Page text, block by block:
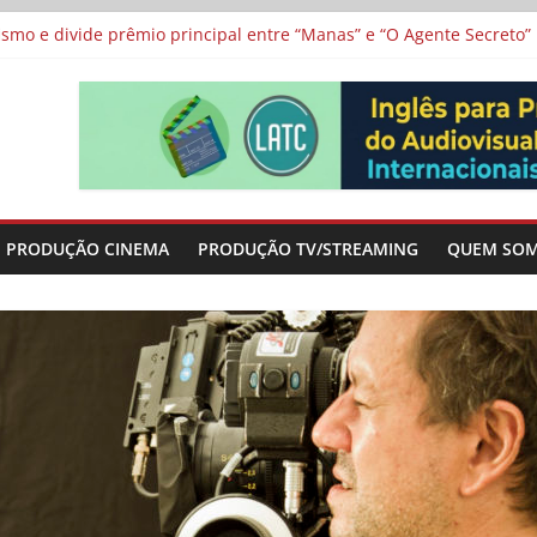
adaptação brasileira de série argentina para o
e divide prêmio principal entre “Manas” e “O Agente Secreto”
Cinema
de escolas públicas
PRODUÇÃO CINEMA PRODUÇÃO TV/STREAMING QUEM